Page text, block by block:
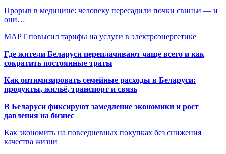
Прорыв в медицине: человеку пересадили почки свиньи — и
они…
МАРТ повысил тарифы на услуги в электроэнергетике
Где жители Беларуси переплачивают чаще всего и как
сократить постоянные траты
Как оптимизировать семейные расходы в Беларуси:
продукты, жильё, транспорт и связь
В Беларуси фиксируют замедление экономики и рост
давления на бизнес
Как экономить на повседневных покупках без снижения
качества жизни